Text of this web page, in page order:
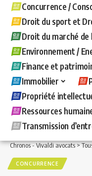
Concurrence /
Droit du sport et
Droit du marché de
Environnement /
Finance et
Immobilier
Propriété
Ressources
Transmission
Chronos - Vivaldi avocats>
CONCURRENCE